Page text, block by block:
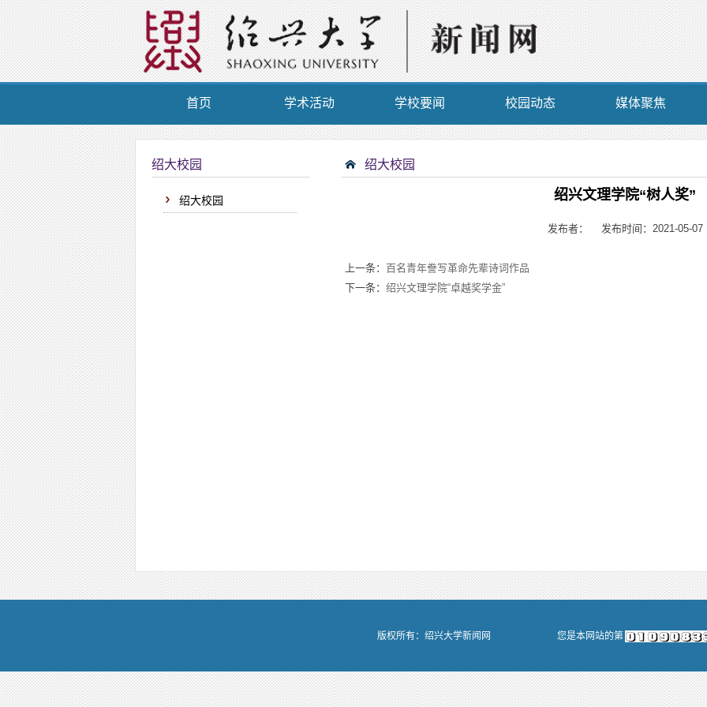
首页 学术活动 学校要闻 校园动态 媒体聚焦
绍大校园
绍大校园
绍大校园
绍兴文理学院“树人奖”
发布者： 发布时间：2021-05-07
上一条： 百名青年誊写革命先辈诗词作品
下一条： 绍兴文理学院“卓越奖学金”
版权所有：绍兴大学新闻网 您是本网站的第